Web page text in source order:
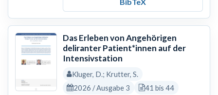
BibTeX
Das Erleben von Angehörigen
deliranter Patient*innen auf der
Intensivstation
Kluger, D.; Krutter, S.
2026 / Ausgabe 3
41 bis 44